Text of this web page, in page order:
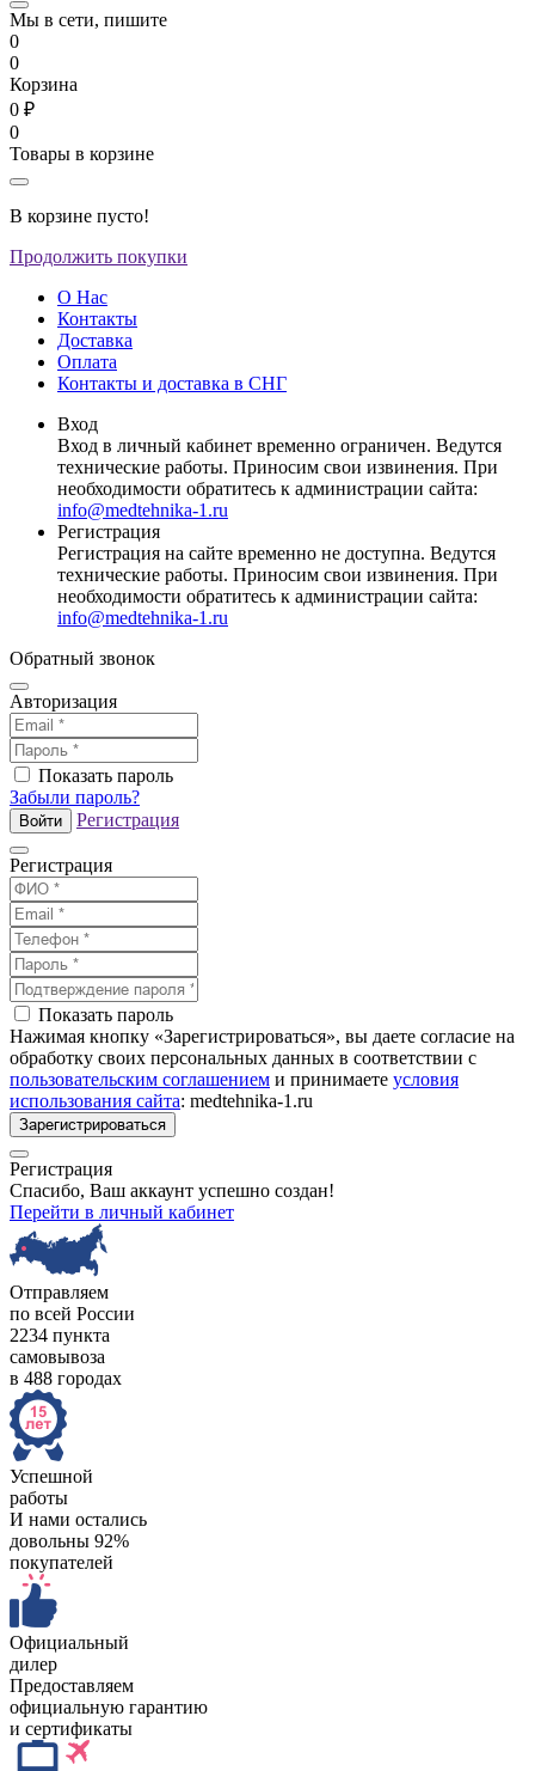
Мы в сети, пишите
0
0
Корзина
0 ₽
0
Товары в корзине
В корзине пусто!
Продолжить покупки
О Нас
Контакты
Доставка
Оплата
Контакты и доставка в СНГ
Вход
Вход в личный кабинет временно ограничен. Ведутся
технические работы. Приносим свои извинения. При
необходимости обратитесь к администрации сайта:
info@medtehnika-1.ru
Регистрация
Регистрация на сайте временно не доступна. Ведутся
технические работы. Приносим свои извинения. При
необходимости обратитесь к администрации сайта:
info@medtehnika-1.ru
Обратный звонок
Авторизация
Показать пароль
Забыли пароль?
Войти Регистрация
Регистрация
Показать пароль
Нажимая кнопку «Зарегистрироваться», вы даете согласие на
обработку своих персональных данных в соответствии с
пользовательским соглашением и принимаете условия
использования сайта: medtehnika-1.ru
Зарегистрироваться
Регистрация
Спасибо, Ваш аккаунт успешно создан!
Перейти в личный кабинет
Отправляем
по всей России
2234 пункта
самовывоза
в 488 городах
Успешной
работы
И нами остались
довольны 92%
покупателей
Официальный
дилер
Предоставляем
официальную гарантию
и сертификаты